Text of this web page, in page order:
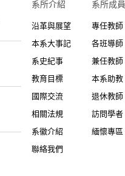
系所介紹
沿革與展望
本系大事記
系史紀事
教育目標
國際交流
相關法規
系徽介紹
聯絡我們
系所成員
專任教師
各班導師
兼任教師
本系助教
退休教師
訪問學者
緬懷專區